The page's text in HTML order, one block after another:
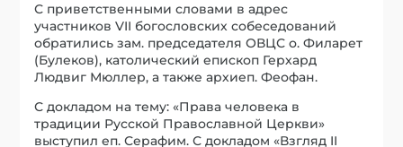
С приветственными словами в адрес
участников VII богословских собеседований
обратились зам. председателя ОВЦС о. Филарет
(Булеков), католический епископ Герхард
Людвиг Мюллер, а также архиеп. Феофан.
С докладом на тему: «Права человека в
традиции Русской Православной Церкви»
выступил еп. Серафим. С докладом «Взгляд II